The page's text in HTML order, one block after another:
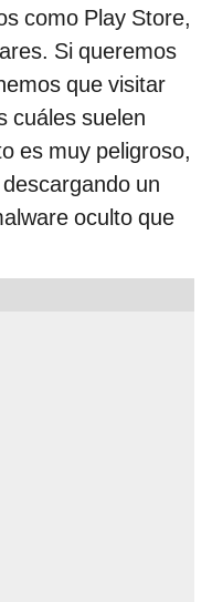
como Play Store,
Si queremos
que visitar
cuáles suelen
es muy peligroso,
un
oculto que